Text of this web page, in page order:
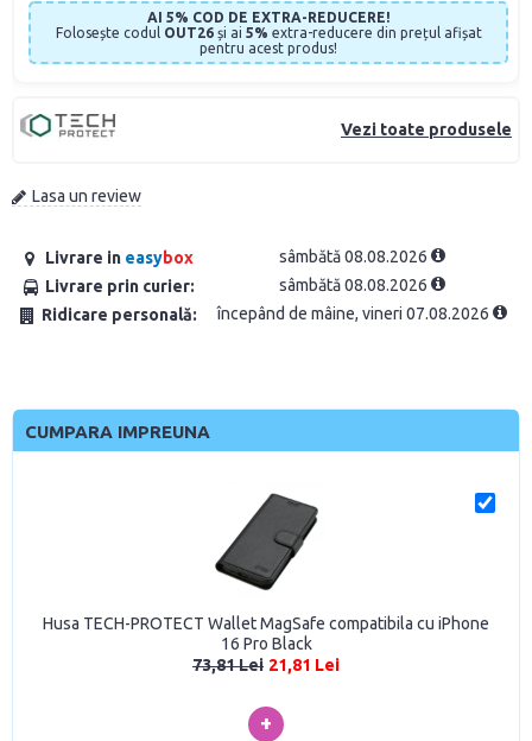
Vezi toate produsele
Lasa un review
Livrare in easybox
sâmbătă 08.08.2026
Livrare prin curier:
sâmbătă 08.08.2026
Ridicare personală:
începând de mâine, vineri 07.08.2026
AI 5% COD DE EXTRA-REDUCERE!
Folosește codul OUT26și ai 5% extra-reducere din prețul afișat
pentru acest produs!
CUMPARA IMPREUNA
Husa TECH-PROTECT Wallet MagSafe compatibila cu iPhone
16 Pro Black
73,81 Lei 21,81 Lei
+